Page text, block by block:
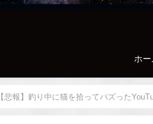
ホー
【悲報】釣り中に猫を拾ってバズった